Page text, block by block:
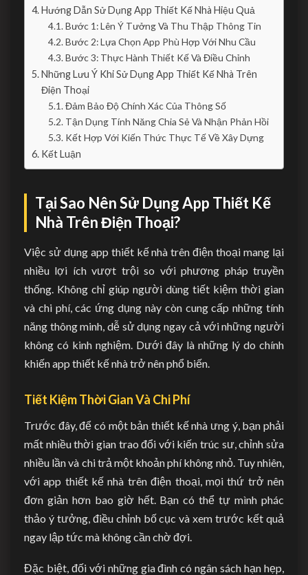
Hướng Dẫn Sử Dụng App Thiết Kế Nhà Hiệu Quả
Bước 1: Lên Ý Tưởng Và Thu Thập Thông Tin
Bước 2: Lựa Chọn App Phù Hợp Với Nhu Cầu
Bước 3: Thực Hành Thiết Kế Và Điều Chỉnh
Những Lưu Ý Khi Sử Dụng App Thiết Kế Nhà Trên
Điện Thoại
Đảm Bảo Độ Chính Xác Của Thông Số
Tận Dụng Tính Năng Chia Sẻ Và Nhận Phản Hồi
Kết Hợp Với Kiến Thức Thực Tế Về Xây Dựng
Kết Luận
Tại Sao Nên Sử Dụng App Thiết Kế
Nhà Trên Điện Thoại?
Việc sử dụng app thiết kế nhà trên điện thoại mang lại
nhiều lợi ích vượt trội so với phương pháp truyền
thống. Không chỉ giúp người dùng tiết kiệm thời gian
và chi phí, các ứng dụng này còn cung cấp những tính
năng thông minh, dễ sử dụng ngay cả với những người
không có kinh nghiệm. Dưới đây là những lý do chính
khiến app thiết kế nhà trở nên phổ biến.
Tiết Kiệm Thời Gian Và Chi Phí
Trước đây, để có một bản thiết kế nhà ưng ý, bạn phải
mất nhiều thời gian trao đổi với kiến trúc sư, chỉnh sửa
nhiều lần và chi trả một khoản phí không nhỏ. Tuy nhiên,
với app thiết kế nhà trên điện thoại, mọi thứ trở nên
đơn giản hơn bao giờ hết. Bạn có thể tự mình phác
thảo ý tưởng, điều chỉnh bố cục và xem trước kết quả
ngay lập tức mà không cần chờ đợi.
Đặc biệt, đối với những gia đình có ngân sách hạn hẹp,